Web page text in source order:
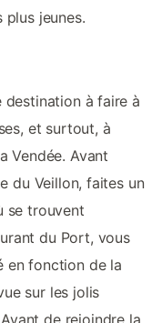
plus jeunes.
destination à faire à
et surtout, à
Vendée. Avant
du Veillon, faites un
se trouvent
du Port, vous
en fonction de la
sur les jolis
de rejoindre la